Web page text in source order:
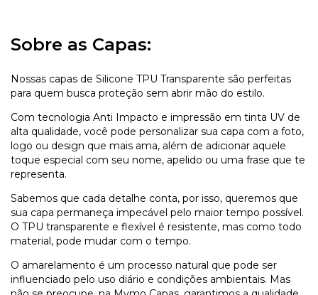
Sobre as Capas:
Nossas capas de Silicone TPU Transparente são perfeitas
para quem busca proteção sem abrir mão do estilo.
Com tecnologia Anti Impacto e impressão em tinta UV de
alta qualidade, você pode personalizar sua capa com a foto,
logo ou design que mais ama, além de adicionar aquele
toque especial com seu nome, apelido ou uma frase que te
representa.
Sabemos que cada detalhe conta, por isso, queremos que
sua capa permaneça impecável pelo maior tempo possível.
O TPU transparente e flexível é resistente, mas como todo
material, pode mudar com o tempo.
O amarelamento é um processo natural que pode ser
influenciado pelo uso diário e condições ambientais. Mas